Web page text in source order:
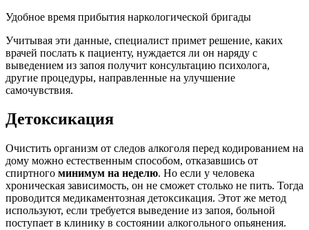
Удобное время прибытия наркологической бригады
Учитывая эти данные, специалист примет решение, каких
врачей послать к пациенту, нуждается ли он наряду с
выведением из запоя получит консультацию психолога,
другие процедуры, направленные на улучшение
самочувствия.
Детоксикация
Очистить организм от следов алкоголя перед кодированием на
дому можно естественным способом, отказавшись от
спиртного минимум на неделю. Но если у человека
хроническая зависимость, он не сможет столько не пить. Тогда
проводится медикаментозная детоксикация. Этот же метод
используют, если требуется выведение из запоя, больной
поступает в клинику в состоянии алкогольного опьянения.